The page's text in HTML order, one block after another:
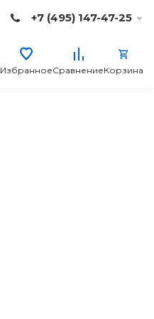
+7 (495) 147-47-25
ИзбранноеСравнениеКорзина